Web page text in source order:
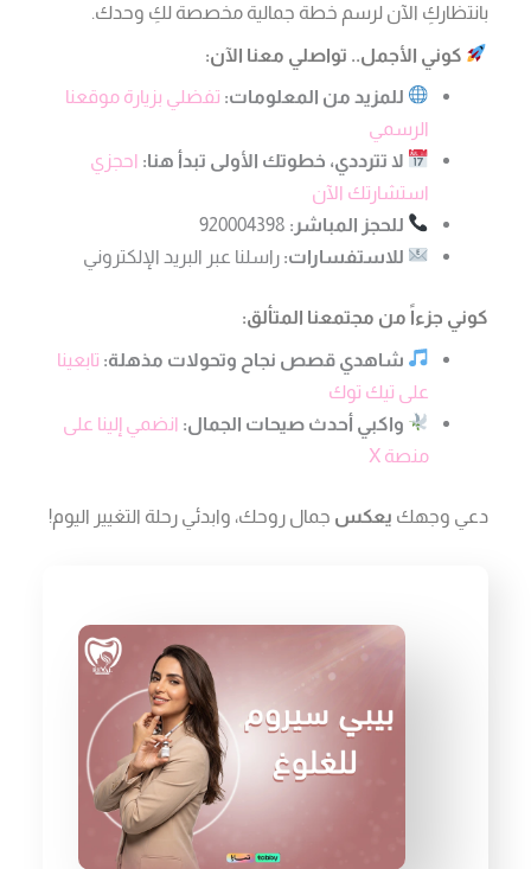
بانتظاركِ الآن لرسم خطة جمالية مخصصة لكِ وحدك.
كوني الأجمل.. تواصلي معنا الآن:
للمزيد من المعلومات: تفضلي بزيارة موقعنا
الرسمي
لا تترددي، خطوتك الأولى تبدأ هنا: احجزي
استشارتك الآن
للحجز المباشر:
للاستفسارات: راسلنا عبر البريد الإلكتروني
كوني جزءاً من مجتمعنا المتألق:
شاهدي قصص نجاح وتحولات مذهلة: تابعينا
على تيك توك
واكبي أحدث صيحات الجمال: انضمي إلينا على
منصة X
دعي وجهك يعكس جمال روحك، وابدئي رحلة التغيير اليوم!